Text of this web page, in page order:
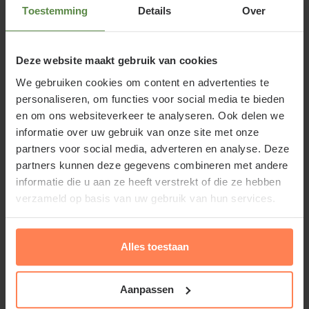
Toestemming Details Over
Deze website maakt gebruik van cookies
We gebruiken cookies om content en advertenties te
personaliseren, om functies voor social media te bieden
en om ons websiteverkeer te analyseren. Ook delen we
informatie over uw gebruik van onze site met onze
partners voor social media, adverteren en analyse. Deze
partners kunnen deze gegevens combineren met andere
informatie die u aan ze heeft verstrekt of die ze hebben
verzameld op basis van uw gebruik van hun services.
Alles toestaan
Aanpassen
Spiraea japonica 'Anthony Waterer' is met zijn taaie,
buigzame takken erg geschikt om kransen te
speiraira dat gebruikt wordt voor tuinplanten
waarmee dat kan. Spiraea japonica 'Anthony
Waterer' bloeit van juni tot augustus met roze,
schermvormige bloemen op lange stelen. De smalle
bladeren zijn in de lente bronskleurig/rood, in de
zomer groen en in het najaar weer verkleurend naar
rood.
Standplaats Spiraea japonica
'Anthony Waterer'